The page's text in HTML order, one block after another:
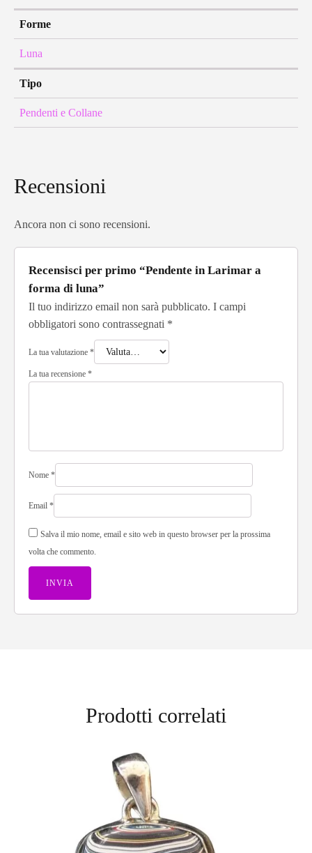
Forme
Luna
Tipo
Pendenti e Collane
Recensioni
Ancora non ci sono recensioni.
Recensisci per primo “Pendente in Larimar a
forma di luna”
Il tuo indirizzo email non sarà pubblicato. I campi
obbligatori sono contrassegnati *
La tua valutazione *
La tua recensione *
Nome *
Email *
Salva il mio nome, email e sito web in questo browser per la prossima
volta che commento.
Prodotti correlati